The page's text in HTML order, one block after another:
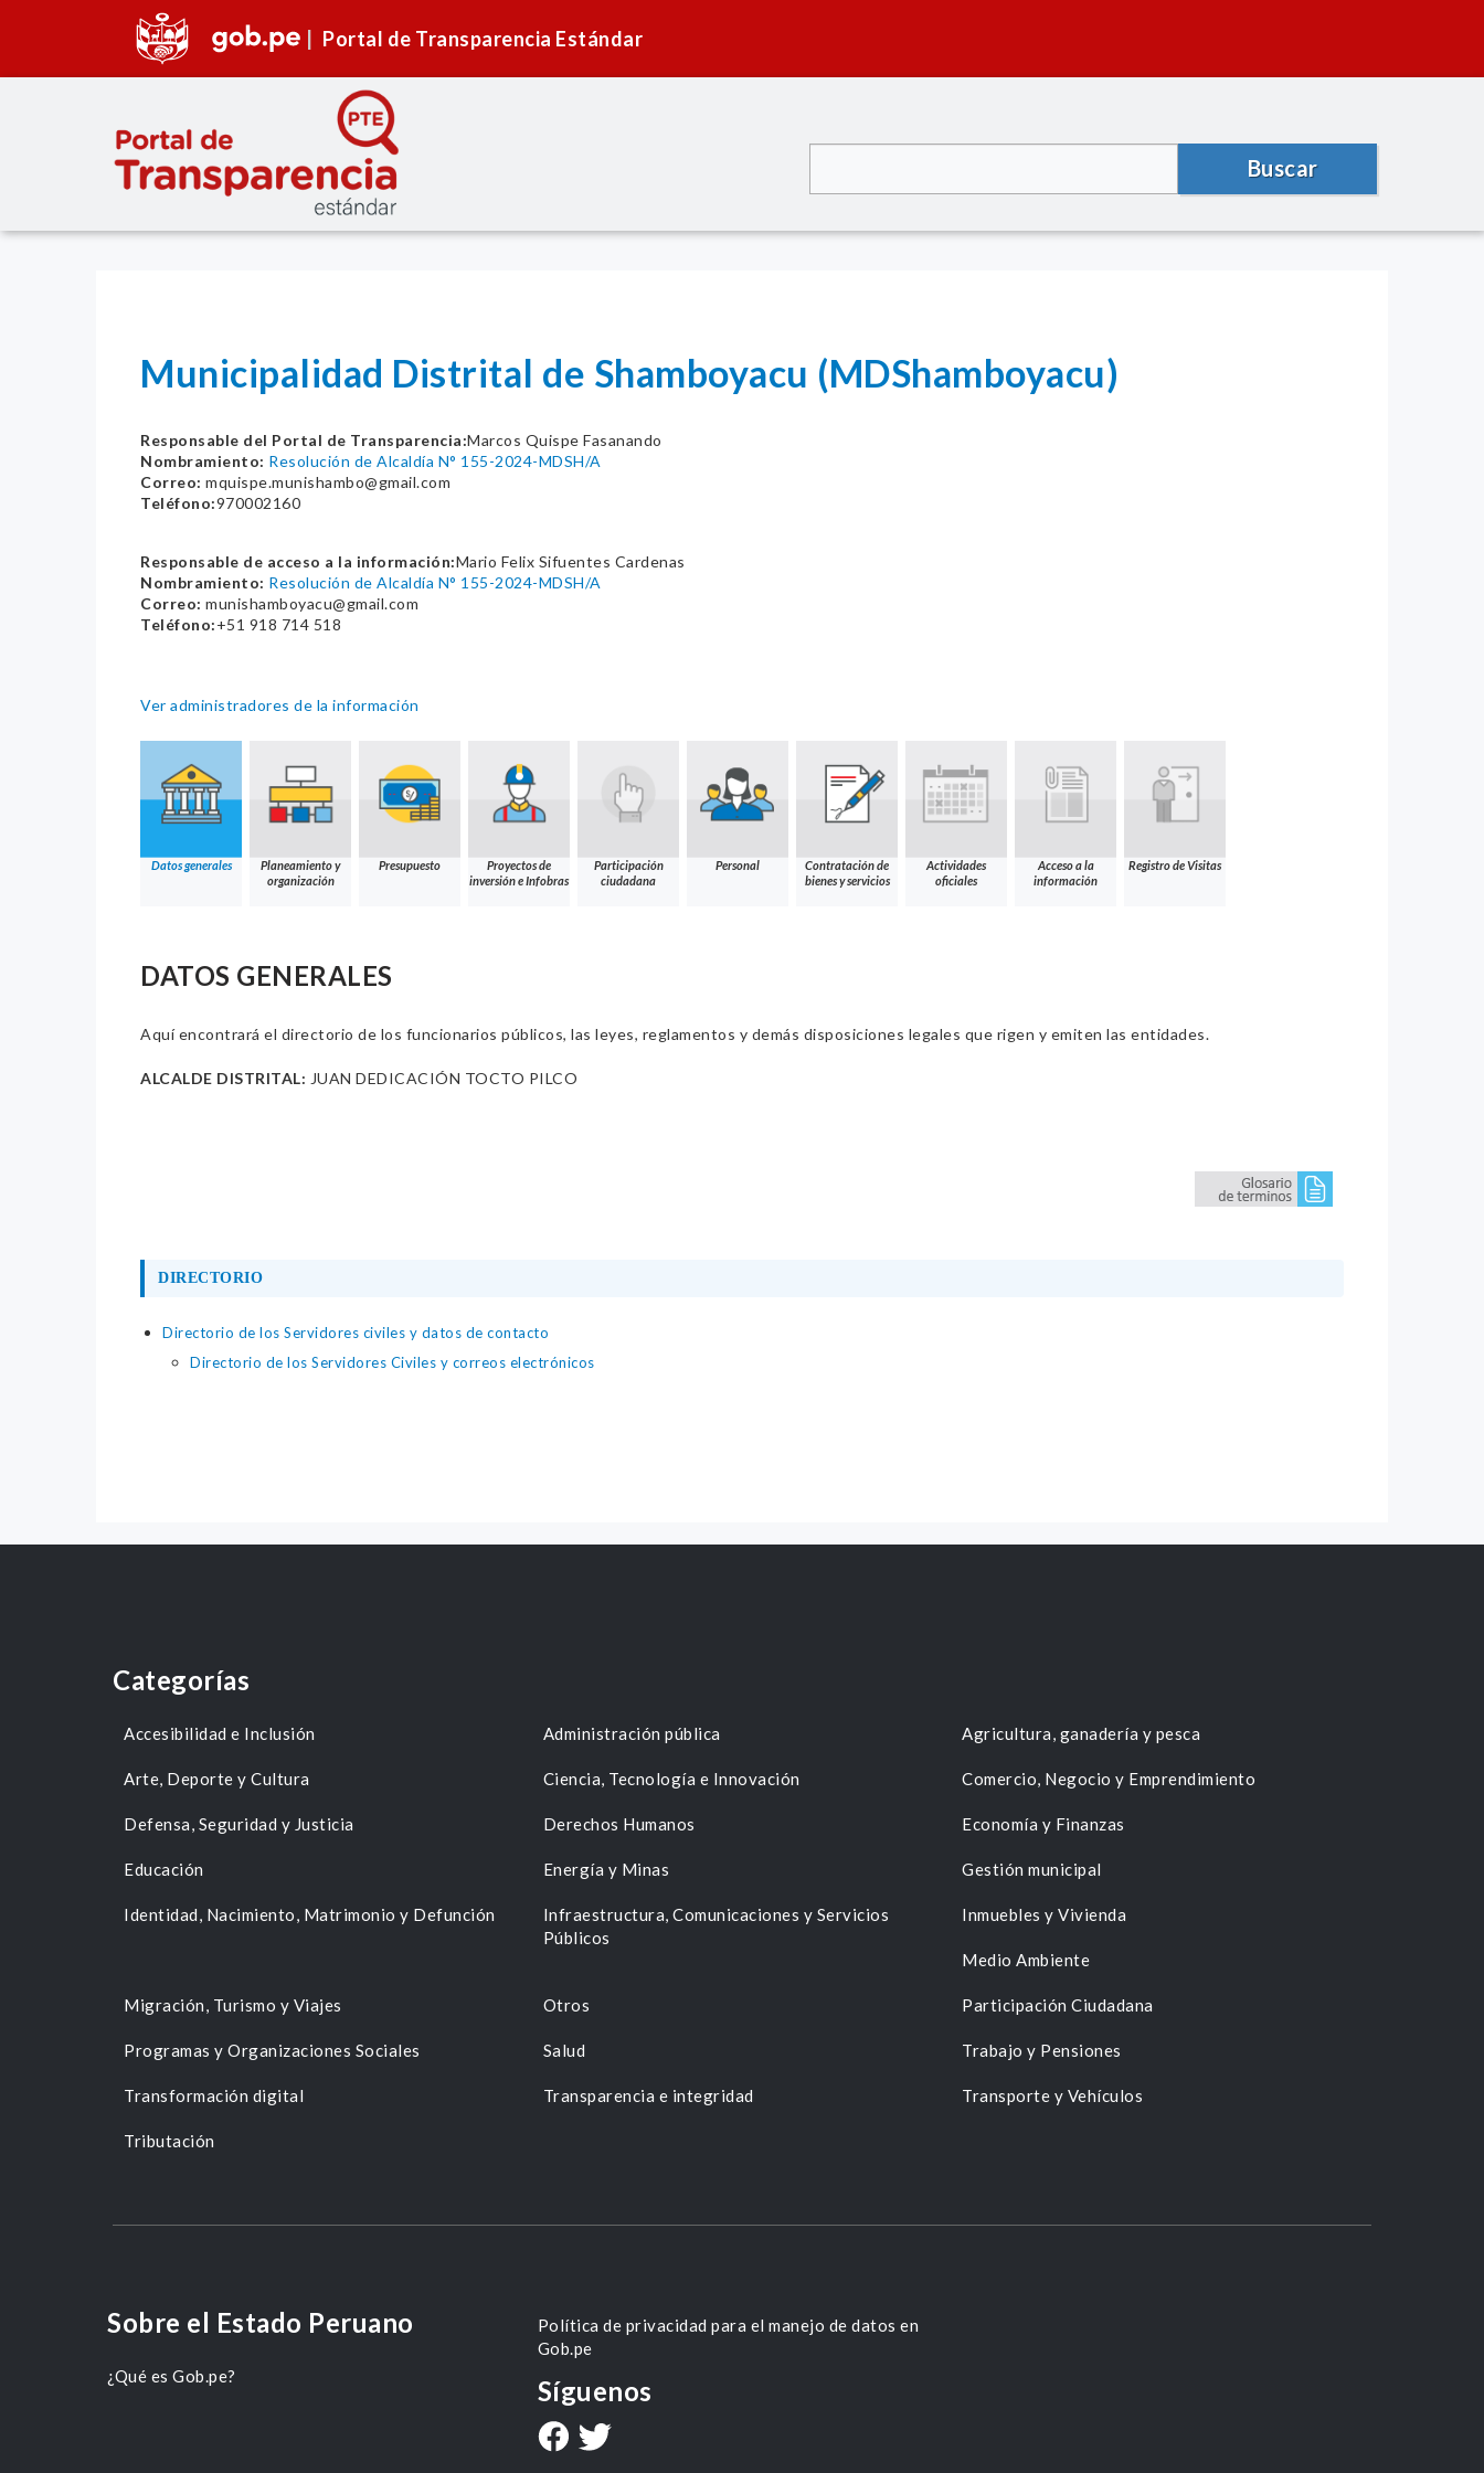
Portal de Transparencia Estándar
Buscar
Municipalidad Distrital de Shamboyacu (MDShamboyacu)
Responsable del Portal de Transparencia:Marcos Quispe Fasanando
Nombramiento: Resolución de Alcaldía N° 155-2024-MDSH/A
Correo: mquispe.munishambo@gmail.com
Teléfono:970002160
Responsable de acceso a la información:Mario Felix Sifuentes Cardenas
Nombramiento: Resolución de Alcaldía N° 155-2024-MDSH/A
Correo: munishamboyacu@gmail.com
Teléfono:+51 918 714 518
Ver administradores de la información
Datos generales
Planeamiento y
organización
Presupuesto
Proyectos de
inversión e Infobras
Participación
ciudadana
Personal
Contratación de
bienes y servicios
Actividades
oficiales
Acceso a la
información
Registro de Visitas
DATOS GENERALES
Aquí encontrará el directorio de los funcionarios públicos, las leyes, reglamentos y demás disposiciones legales que rigen y emiten las entidades.
ALCALDE DISTRITAL: JUAN DEDICACIÓN TOCTO PILCO
DIRECTORIO
Directorio de los Servidores civiles y datos de contacto
Directorio de los Servidores Civiles y correos electrónicos
Categorías
Accesibilidad e Inclusión Administración pública Agricultura, ganadería y pesca
Arte, Deporte y Cultura Ciencia, Tecnología e Innovación Comercio, Negocio y Emprendimiento
Defensa, Seguridad y Justicia Derechos Humanos Economía y Finanzas
Educación Energía y Minas Gestión municipal
Identidad, Nacimiento, Matrimonio y Defunción
Infraestructura, Comunicaciones y Servicios
Públicos
Inmuebles y Vivienda
Medio Ambiente
Migración, Turismo y Viajes Otros Participación Ciudadana
Programas y Organizaciones Sociales Salud Trabajo y Pensiones
Transformación digital Transparencia e integridad Transporte y Vehículos
Tributación
Sobre el Estado Peruano
¿Qué es Gob.pe?
Política de privacidad para el manejo de datos en
Gob.pe
Síguenos